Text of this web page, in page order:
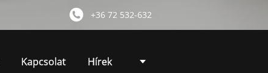
+36 72 532-632
Kapcsolat Hírek